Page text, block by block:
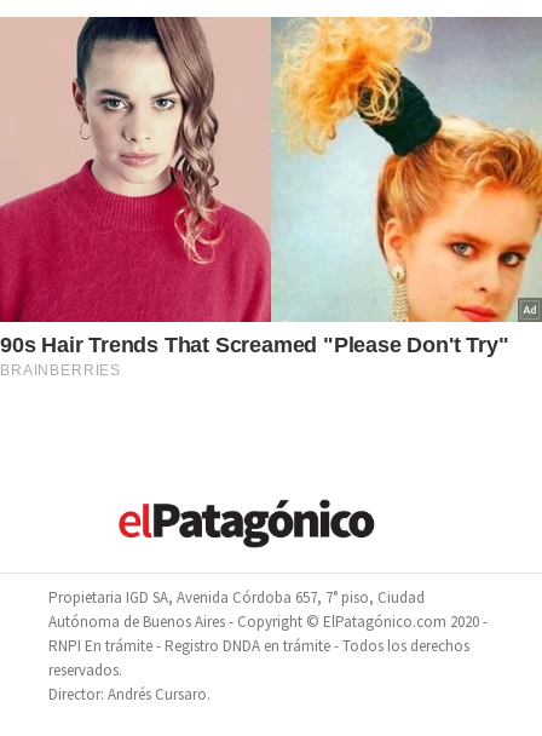
Propietaria IGD SA, Avenida Córdoba 657, 7° piso, Ciudad
Autónoma de Buenos Aires - Copyright © ElPatagónico.com 2020 -
RNPI En trámite - Registro DNDA en trámite - Todos los derechos
reservados.
Director: Andrés Cursaro.